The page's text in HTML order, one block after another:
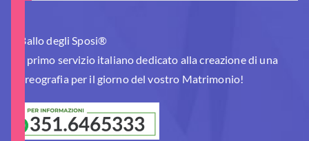
Il Ballo degli Sposi®
è il primo servizio italiano dedicato alla creazione di una
Coreografia per il giorno del vostro Matrimonio!